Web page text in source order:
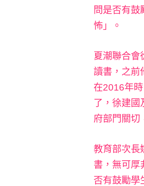
問是否有鼓
怖」。
夏潮聯合會
讀書，之前
在2016年
了，徐建國
府部門關切
教育部次長
書，無可厚
否有鼓勵學